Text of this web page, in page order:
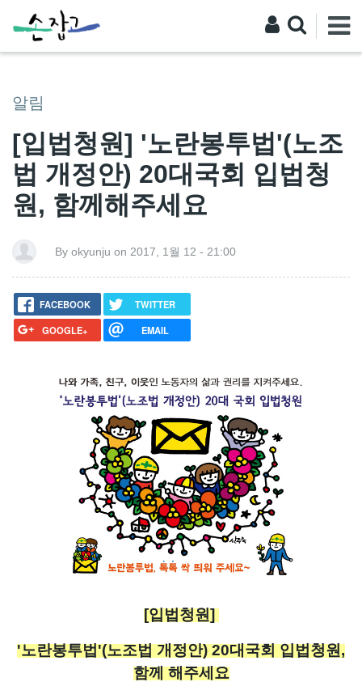
알림
[입법청원] '노란봉투법'(노조
법 개정안) 20대국회 입법청
원, 함께해주세요
By okyunju on 2017, 1월 12 - 21:00
FACEBOOK
TWITTER
GOOGLE+
EMAIL
[입법청원]
'노란봉투법'(노조법 개정안) 20대국회 입법청원,
함께 해주세요